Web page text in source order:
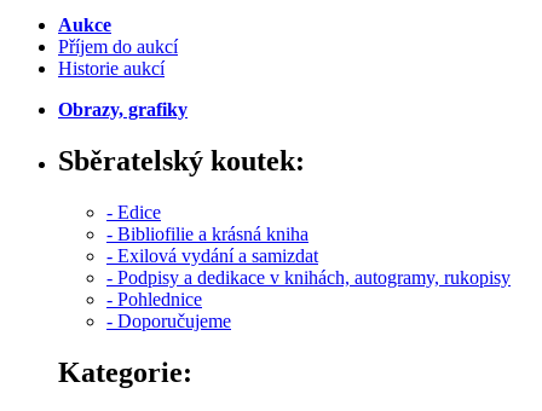
Aukce
Příjem do aukcí
Historie aukcí
Obrazy, grafiky
Sběratelský koutek:
- Edice
- Bibliofilie a krásná kniha
- Exilová vydání a samizdat
- Podpisy a dedikace v knihách, autogramy, rukopisy
- Pohlednice
- Doporučujeme
Kategorie: